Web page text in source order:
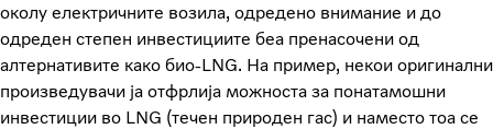
околу електричните возила, одредено внимание и до
одреден степен инвестициите беа пренасочени од
алтернативите како био-LNG. На пример, некои оригинални
произведувачи ја отфрлија можноста за понатамошни
инвестиции во LNG (течен природен гас) и наместо тоа се